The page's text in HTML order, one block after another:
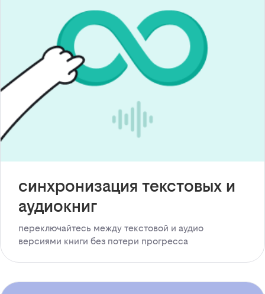
синхронизация текстовых и
аудиокниг
переключайтесь между текстовой и аудио
версиями книги без потери прогресса